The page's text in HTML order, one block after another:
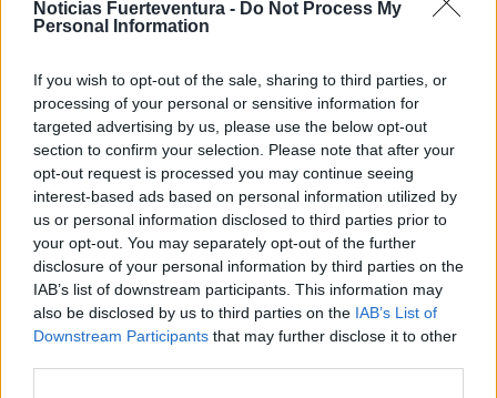
Noticias Fuerteventura - Do Not Process My
Personal Information
If you wish to opt-out of the sale, sharing to third parties, or
processing of your personal or sensitive information for
targeted advertising by us, please use the below opt-out
section to confirm your selection. Please note that after your
opt-out request is processed you may continue seeing
interest-based ads based on personal information utilized by
us or personal information disclosed to third parties prior to
your opt-out. You may separately opt-out of the further
disclosure of your personal information by third parties on the
IAB’s list of downstream participants. This information may
also be disclosed by us to third parties on the IAB’s List of
Downstream Participants that may further disclose it to other
necesario para destensionar la situación de la
atención a estos menores en el archipiélago, que
en la actualidad tutela a más de 5.800, en lo que se
consigue la reforma de la Ley de Extranjería.
"Una vez tengamos el texto, iremos al Congreso de
los Diputados en la búsqueda de los apoyos", ha
apuntado.
Finalmente, Clavijo ha expresado que no hay